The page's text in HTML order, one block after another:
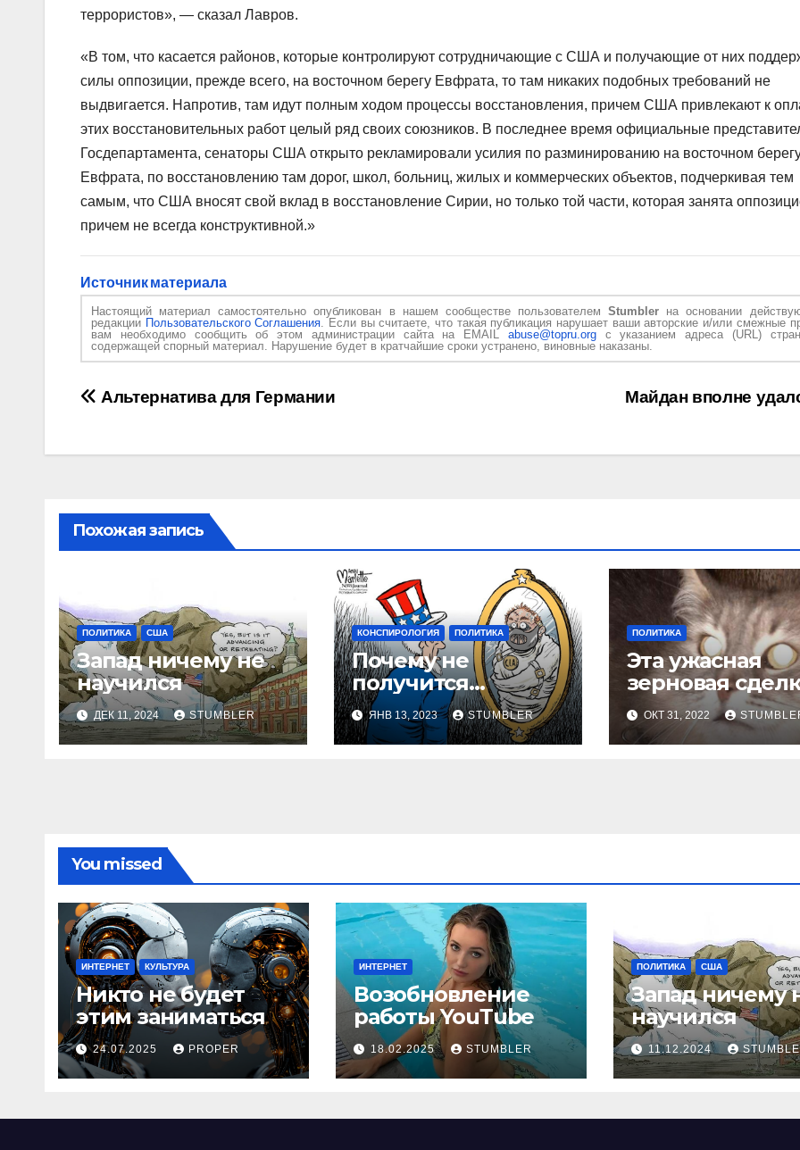
террористов», — сказал Лавров.
«В том, что касается районов, которые контролируют сотрудничающие с США и получающие от них
силы оппозиции, прежде всего, на восточном берегу Евфрата, то там никаких подобных требований не
выдвигается. Напротив, там идут полным ходом процессы восстановления, причем США привлекают к
этих восстановительных работ целый ряд своих союзников. В последнее время официальные
Госдепартамента, сенаторы США открыто рекламировали усилия по разминированию на восточном
Евфрата, по восстановлению там дорог, школ, больниц, жилых и коммерческих объектов, подчеркивая тем
самым, что США вносят свой вклад в восстановление Сирии, но только той части, которая занята
причем не всегда конструктивной.»
Источник материала
Настоящий материал самостоятельно опубликован в нашем сообществе пользователемStumbler на основании
редакции Пользовательского Соглашения. Если вы считаете, что такая публикация нарушает ваши авторские и/или смежные
вам необходимо сообщить об этом администрации сайта на EMAIL abuse@topru.orgс указанием адреса (URL)
содержащей спорный материал. Нарушение будет в кратчайшие сроки устранено, виновные наказаны.
Навигация
Майдан вполне
Альтернатива для Германии
Похожая запись
ПОЛИТИКА США
Запад ничему не
научился
ДЕК 11, 2024 STUMBLER
КОНСПИРОЛОГИЯ ПОЛИТИКА
Почему не
получится
договориться с
Западом
ЯНВ 13, 2023 STUMBLER
ПОЛИТИКА
Эта ужасная
зерновая
ОКТ 31, 2022
You missed
ИНТЕРНЕТ КУЛЬТУРА
Никто не будет
этим заниматься
24.07.2025 PROPER
ИНТЕРНЕТ
Возобновление
работы YouТube
18.02.2025 STUMBLER
ПОЛИТИКА США
Запад ничему
научился
11.12.2024